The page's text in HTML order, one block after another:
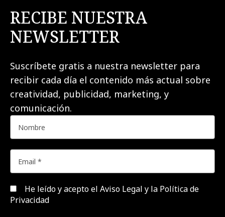
RECIBE NUESTRA
NEWSLETTER
Suscríbete gratis a nuestra newsletter para
recibir cada día el contenido más actual sobre
creatividad, publicidad, marketing, y
comunicación.
He leído y acepto el Aviso Legal y la Política de
Privacidad